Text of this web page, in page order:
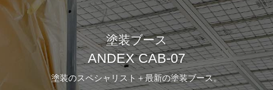
入
Q&A
車の
サブ
塗装ブース
ANDEX CAB-07
塗装のスペシャリスト＋最新の塗装ブース。